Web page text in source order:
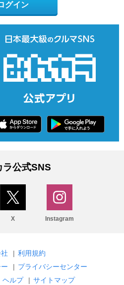
グイン
ラ公式SNS
X Instagram
| 利用規約
| プライバシーセンター
ヘルプ | サイトマップ